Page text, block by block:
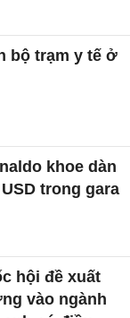
bộ trạm y tế ở
khoe dàn
trong gara
hội đề xuất
vào ngành